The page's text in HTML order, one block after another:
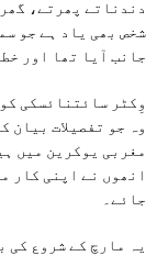
دندناتے پھرتے،
شخص بھی یاد ہے جو
جانب آیا تھا اور
وِکٹر سائتنائسکی
وہ جو تفصیلات بیان
مغربی یوکرین میں
انھوں نے اپنی کار
جائے۔
یہ مارچ کے شروع کی